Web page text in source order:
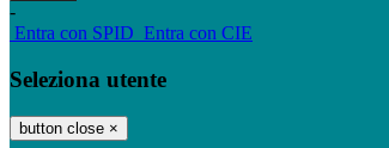
-
Entra con SPID Entra con CIE
Seleziona utente
button close ×